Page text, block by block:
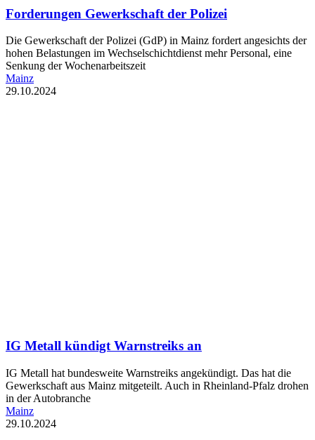
Forderungen Gewerkschaft der Polizei
Die Gewerkschaft der Polizei (GdP) in Mainz fordert angesichts der
hohen Belastungen im Wechselschichtdienst mehr Personal, eine
Senkung der Wochenarbeitszeit
Mainz
29.10.2024
IG Metall kündigt Warnstreiks an
IG Metall hat bundesweite Warnstreiks angekündigt. Das hat die
Gewerkschaft aus Mainz mitgeteilt. Auch in Rheinland-Pfalz drohen
in der Autobranche
Mainz
29.10.2024